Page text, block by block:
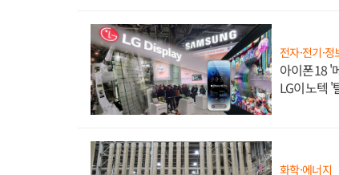
전자·전기·정
아이폰18 '
LG이노텍 '
화학·에너지